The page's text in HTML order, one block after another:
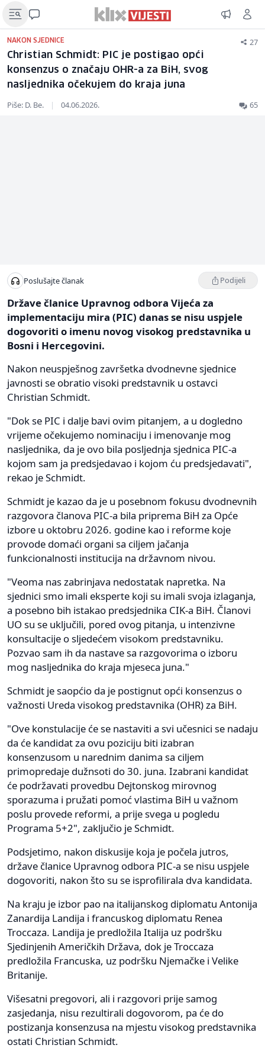
NAKON SJEDNICE 27
Christian Schmidt: PIC je postigao opći
konsenzus o značaju OHR-a za BiH, svog
nasljednika očekujem do kraja juna
Piše: D. Be. | 04.06.2026. 65
Poslušajte članak Podijeli
Države članice Upravnog odbora Vijeća za
implementaciju mira (PIC) danas se nisu uspjele
dogovoriti o imenu novog visokog predstavnika u
Bosni i Hercegovini.
Nakon neuspješnog završetka dvodnevne sjednice
javnosti se obratio visoki predstavnik u ostavci
Christian Schmidt.
"Dok se PIC i dalje bavi ovim pitanjem, a u dogledno
vrijeme očekujemo nominaciju i imenovanje mog
nasljednika, da je ovo bila posljednja sjednica PIC-a
kojom sam ja predsjedavao i kojom ću predsjedavati",
rekao je Schmidt.
Schmidt je kazao da je u posebnom fokusu dvodnevnih
razgovora članova PIC-a bila priprema BiH za Opće
izbore u oktobru 2026. godine kao i reforme koje
provode domaći organi sa ciljem jačanja
funkcionalnosti institucija na državnom nivou.
"Veoma nas zabrinjava nedostatak napretka. Na
sjednici smo imali eksperte koji su imali svoja izlaganja,
a posebno bih istakao predsjednika CIK-a BiH. Članovi
UO su se uključili, pored ovog pitanja, u intenzivne
konsultacije o sljedećem visokom predstavniku.
Pozvao sam ih da nastave sa razgovorima o izboru
mog nasljednika do kraja mjeseca juna."
Schmidt je saopćio da je postignut opći konsenzus o
važnosti Ureda visokog predstavnika (OHR) za BiH.
"Ove konstulacije će se nastaviti a svi učesnici se nadaju
da će kandidat za ovu poziciju biti izabran
konsenzusom u narednim danima sa ciljem
primopredaje dužnsoti do 30. juna. Izabrani kandidat
će podržavati provedbu Dejtonskog mirovnog
sporazuma i pružati pomoć vlastima BiH u važnom
poslu provede reformi, a prije svega u pogledu
Programa 5+2", zaključio je Schmidt.
Podsjetimo, nakon diskusije koja je počela jutros,
države članice Upravnog odbora PIC-a se nisu uspjele
dogovoriti, nakon što su se isprofilirala dva kandidata.
Na kraju je izbor pao na italijanskog diplomatu Antonija
Zanardija Landija i francuskog diplomatu Renea
Troccaza. Landija je predložila Italija uz podršku
Sjedinjenih Američkih Država, dok je Troccaza
predložila Francuska, uz podršku Njemačke i Velike
Britanije.
Višesatni pregovori, ali i razgovori prije samog
zasjedanja, nisu rezultirali dogovorom, pa će do
postizanja konsenzusa na mjestu visokog predstavnika
ostati Christian Schmidt.